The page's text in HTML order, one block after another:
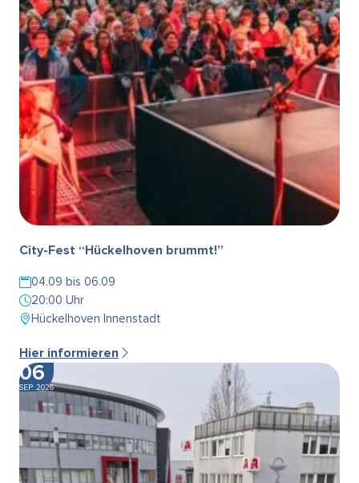
City-Fest “Hückelhoven brummt!”
04.09 bis 06.09
20:00 Uhr
Hückelhoven Innenstadt
Hier informieren
06
SEP. 2026